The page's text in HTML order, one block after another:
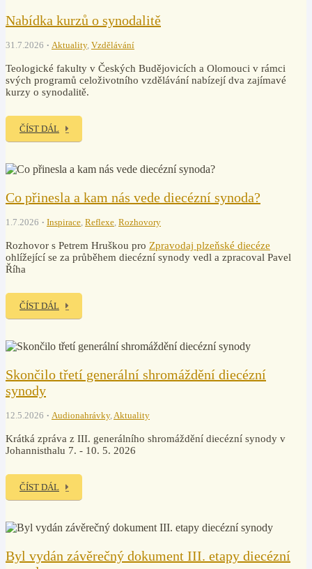
Nabídka kurzů o synodalitě
31.7.2026 Aktuality, Vzdělávání
Teologické fakulty v Českých Budějovicích a Olomouci v rámci
svých programů celoživotního vzdělávání nabízejí dva zajímavé
kurzy o synodalitě.
ČÍST DÁL
Co přinesla a kam nás vede diecézní synoda?
1.7.2026 Inspirace, Reflexe, Rozhovory
Rozhovor s Petrem Hruškou pro Zpravodaj plzeňské diecéze
ohlížející se za průběhem diecézní synody vedl a zpracoval Pavel
Říha
ČÍST DÁL
Skončilo třetí generální shromáždění diecézní
synody
12.5.2026 Audionahrávky,Aktuality
Krátká zpráva z III. generálního shromáždění diecézní synody v
Johannisthalu 7. - 10. 5. 2026
ČÍST DÁL
Byl vydán závěrečný dokument III. etapy diecézní